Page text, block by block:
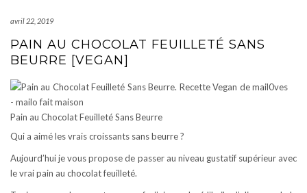
avril 22, 2019
PAIN AU CHOCOLAT FEUILLETÉ SANS
BEURRE [VEGAN]
Pain au Chocolat Feuilleté Sans Beurre
Qui a aimé les vrais croissants sans beurre ?
Aujourd’hui je vous propose de passer au niveau gustatif supérieur avec
le vrai pain au chocolat feuilleté.